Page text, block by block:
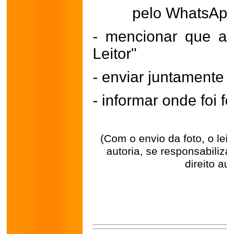
pelo
- mencionar que
Leitor"
- enviar
- informar onde foi
(Com o envio da foto, o
autoria, se
direito